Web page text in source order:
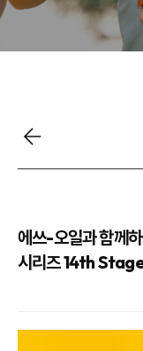
에쓰-오일과 함께
시리즈 14th